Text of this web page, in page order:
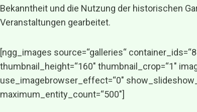
Bekanntheit und die Nutzung der historischen
Veranstaltungen gearbeitet.
[ngg_images source=“galleries“
thumbnail_height=“160″ thumbnail_crop=“1″
use_imagebrowser_effect=“0″
maximum_entity_count=“500″]